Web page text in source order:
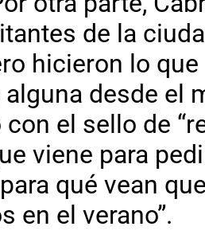
de la
hicieron lo
desde el
el sello de
viene para
qué vean
en el verano”.